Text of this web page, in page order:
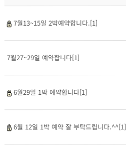
7월13~15일 2박예약합니다.[1]
7월27~29일 예약합니다[1]
6월29일 1박 예약합니다[1]
6월 12일 1박 예약 잘 부탁드립니다.^^[1]